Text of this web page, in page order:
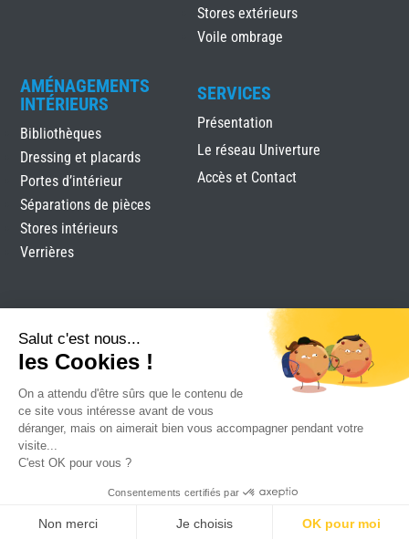
Stores extérieurs
Voile ombrage
AMÉNAGEMENTS
INTÉRIEURS
Bibliothèques
Dressing et placards
Portes d’intérieur
Séparations de pièces
Stores intérieurs
Verrières
SERVICES
Présentation
Le réseau Univerture
Accès et Contact
BAPI|Mentions légales|Plan du site
Attraptemps
CONTACT
Salut c'est nous...
les Cookies !
On a attendu d'être sûrs que le contenu de
ce site vous intéresse avant de vous
déranger, mais on aimerait bien vous accompagner pendant votre
visite...
C'est OK pour vous ?
Consentements certifiés par
Non merci Je choisis OK pour moi